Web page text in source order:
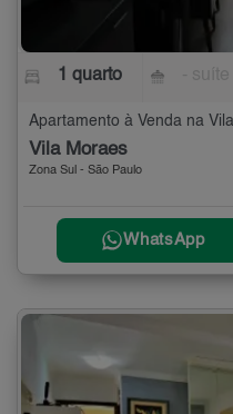
1 quarto
Apartamento à Venda na
Vila Moraes
Zona Sul - São Paulo
WhatsApp